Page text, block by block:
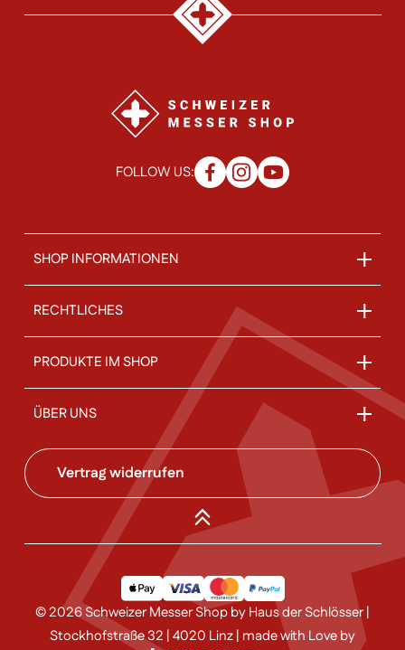
FOLLOW US:
SHOP INFORMATIONEN
RECHTLICHES
PRODUKTE IM SHOP
ÜBER UNS
Vertrag widerrufen
© 2026 Schweizer Messer Shop by Haus der Schlösser |
Stockhofstraße 32 | 4020 Linz | made with Love by